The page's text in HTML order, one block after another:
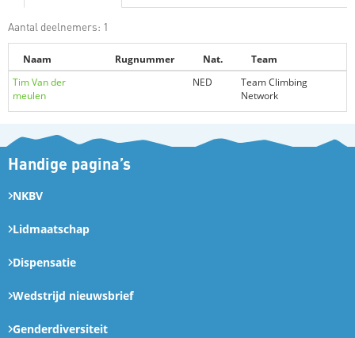
Aantal deelnemers: 1
Naam Rugnummer Nat.
Team
Tim Van der
meulen
NED
Team Climbing
Network
Handige pagina’s
NKBV
Lidmaatschap
Dispensatie
Wedstrijd nieuwsbrief
Genderdiversiteit